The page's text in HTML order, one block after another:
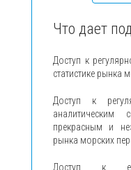
Что дает
Доступ к
статистике рынка
Доступ к
аналитическим
прекрасным и
рынка морских
Доступ к